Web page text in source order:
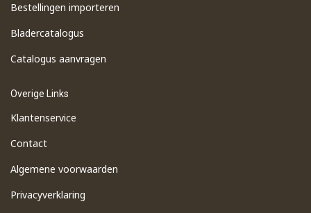
Bestellingen importeren
​Bladercatalogus
​Catalogus aanvragen
Overige Links
Klantenservice
Contact
Algemene voorwaarden
Privacyverklaring